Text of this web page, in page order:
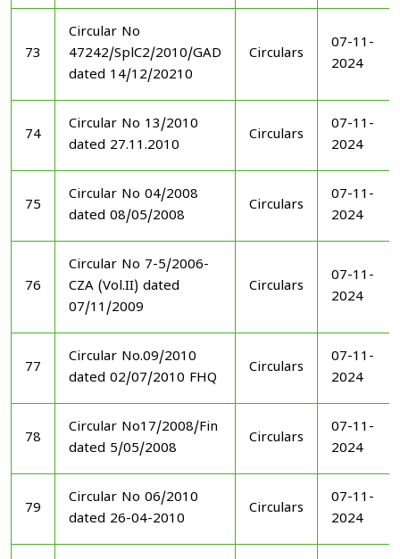
73
Circular No
47242/SplC2/2010/GAD
dated 14/12/20210
Circulars
07-11-
2024
74
Circular No 13/2010
dated 27.11.2010
Circulars
07-11-
2024
75
Circular No 04/2008
dated 08/05/2008
Circulars
07-11-
2024
76
Circular No 7-5/2006-
CZA (Vol.II) dated
07/11/2009
Circulars
07-11-
2024
77
Circular No.09/2010
dated 02/07/2010 FHQ
Circulars
07-11-
2024
78
Circular No17/2008/Fin
dated 5/05/2008
Circulars
07-11-
2024
79
Circular No 06/2010
dated 26-04-2010
Circulars
07-11-
2024